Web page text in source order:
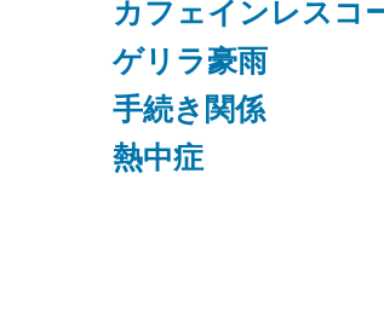
カフェインレスコ
ゲリラ豪雨
手続き関係
熱中症